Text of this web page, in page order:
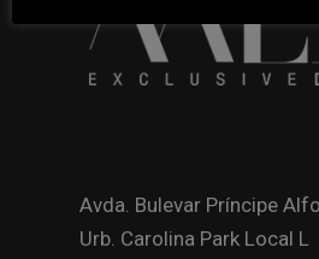
Avda. Bulevar Príncipe
Urb. Carolina Park Local L